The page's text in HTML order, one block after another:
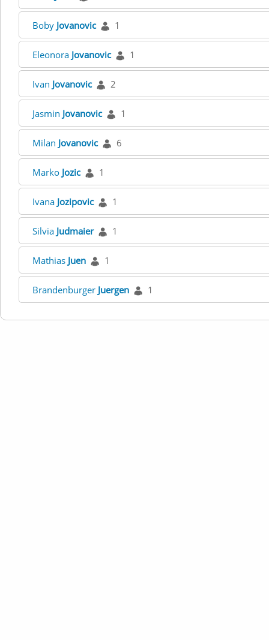
Boby Jovanovic 1
Eleonora Jovanovic 1
Ivan Jovanovic 2
Jasmin Jovanovic 1
Milan Jovanovic 6
Marko Jozic 1
Ivana Jozipovic 1
Silvia Judmaier 1
Mathias Juen 1
Brandenburger Juergen 1